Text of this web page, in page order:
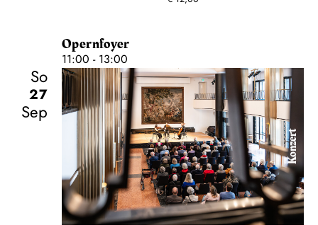
Opernfoyer
11:00 - 13:00
So
27
Sep
Konzert